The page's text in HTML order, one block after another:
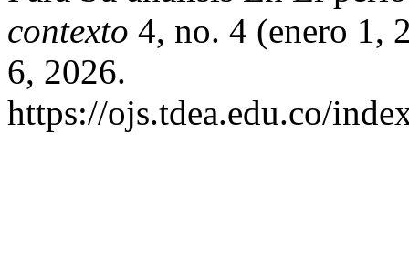
contexto 4, no. 4 (enero 1,
6, 2026.
https://ojs.tdea.edu.co/